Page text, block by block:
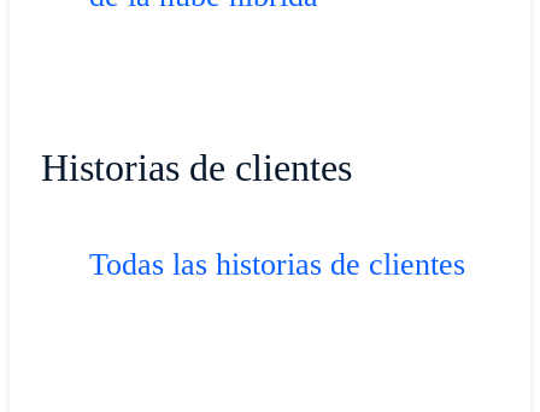
Historias de clientes​
Todas las historias de clientes